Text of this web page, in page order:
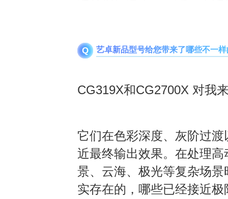
Q 艺卓新品型号给您带来了哪些不一
CG319X和CG2700X 对我
它们在色彩深度、 灰阶过渡
近最终输出效果。 在处理高
景、 云海、 极光等复杂场
实存在的，哪些已经接近极